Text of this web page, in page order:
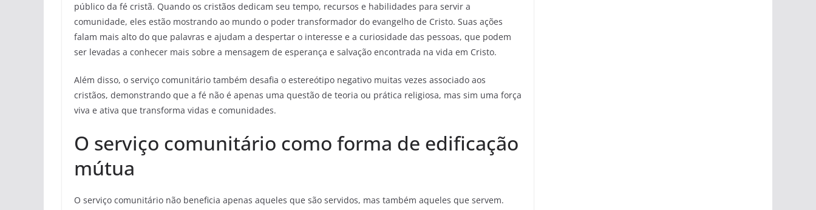
público da fé cristã. Quando os cristãos dedicam seu tempo, recursos e habilidades para servir a
comunidade, eles estão mostrando ao mundo o poder transformador do evangelho de Cristo. Suas ações
falam mais alto do que palavras e ajudam a despertar o interesse e a curiosidade das pessoas, que podem
ser levadas a conhecer mais sobre a mensagem de esperança e salvação encontrada na vida em Cristo.
Além disso, o serviço comunitário também desafia o estereótipo negativo muitas vezes associado aos
cristãos, demonstrando que a fé não é apenas uma questão de teoria ou prática religiosa, mas sim uma força
viva e ativa que transforma vidas e comunidades.
O serviço comunitário como forma de edificação
mútua
O serviço comunitário não beneficia apenas aqueles que são servidos, mas também aqueles que servem.